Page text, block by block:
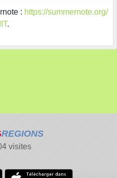
: https://summernote.org/
.
REGIONS
visites